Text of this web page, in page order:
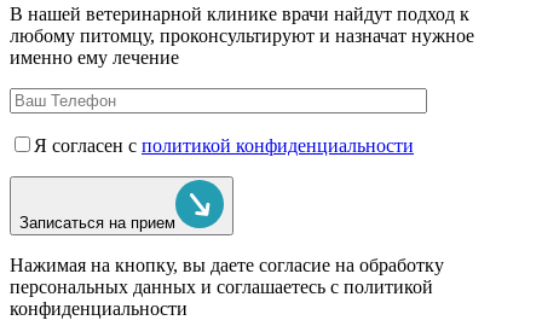
В нашей ветеринарной клинике врачи найдут подход к
любому питомцу, проконсультируют и назначат нужное
именно ему лечение
Я согласен с политикой конфиденциальности
Записаться на прием
Нажимая на кнопку, вы даете согласие на обработку
персональных данных и соглашаетесь c политикой
конфиденциальности